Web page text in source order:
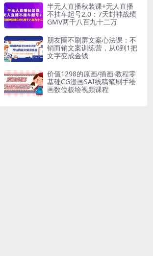
半无人直播秋装课+无人直播
不挂车起号2.0：7天封神战绩
GMV两千八百九十二万
朋友圈不刷屏文案心法课：不
销而销文案训练营，从0到1把
文字变成金钱
价值1298的原画/插画·教程零
基础CG漫画SAI线稿笔刷手绘
画数位板绘视频课程